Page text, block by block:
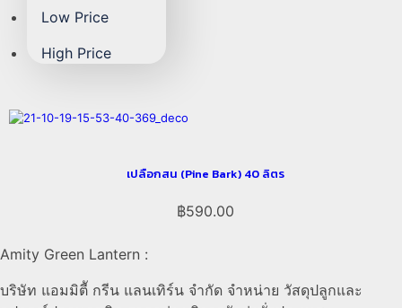
Low Price
High Price
เปลือกสน (Pine Bark) 40 ลิตร
฿590.00
Amity Green Lantern :
บริษัท แอมมิตีั กรีน แลนเทิร์น จำกัด จำหน่าย วัสดุปลูกและ